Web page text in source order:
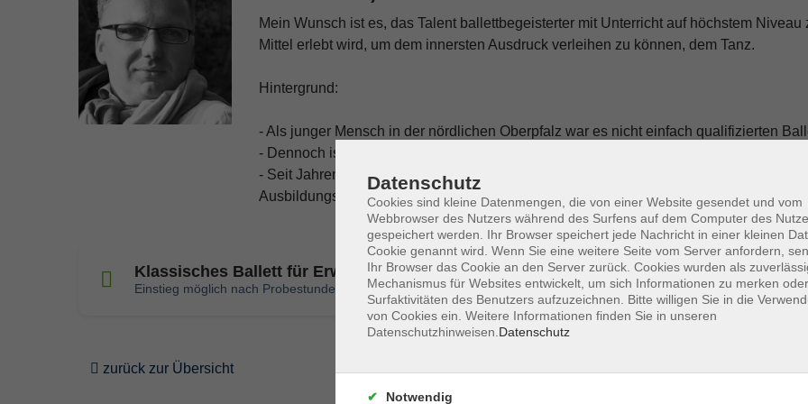
Mein Wunsch ist es, das Talent ballettbegeisterter mit Unterricht auf höchstem
Mittel erlebt wird, um dem innersten Ausdruck verleihen zu können, dem Tanz.
Hintergrund:
- Als junger Mensch in der nördlichen Oberpfalz war es nicht einfach qualifizierten
- Dennoch ist es mir gelungen, ein tänzerisches Hochschulstudium abzuschließen
- Seit Jahren unterrichte ich erfolgreich im Amateurbereich, Kinder, Jugendliche und
Ausbildungsschüler und Profis.
Klassisches Ballett für Erwachsene - Fortgeschrittene
Einstieg möglich nach Probestunde!
Fr.
zurück zur Übersicht
Datenschutz
Cookies sind kleine Datenmengen, die von einer Website gesendet und vom
Webbrowser des Nutzers während des Surfens auf dem Computer des
gespeichert werden. Ihr Browser speichert jede Nachricht in einer kleinen
Cookie genannt wird. Wenn Sie eine weitere Seite vom Server anfordern,
Ihr Browser das Cookie an den Server zurück. Cookies wurden als
Mechanismus für Websites entwickelt, um sich Informationen zu merken
Surfaktivitäten des Benutzers aufzuzeichnen. Bitte willigen Sie in die
von Cookies ein. Weitere Informationen finden Sie in unseren
Datenschutzhinweisen. Datenschutz
Notwendig